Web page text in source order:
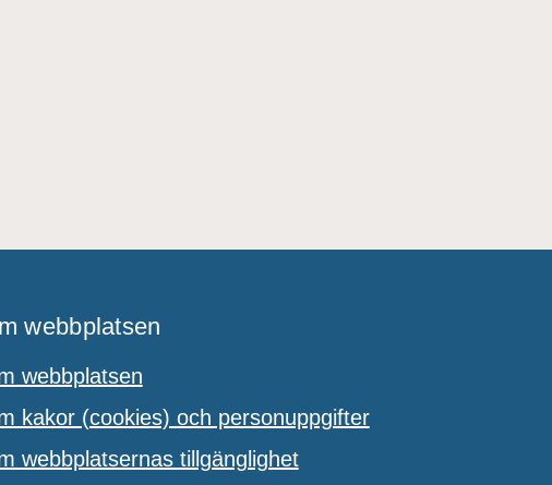
webbplatsen
webbplatsen
kakor (cookies) och personuppgifter
webbplatsernas tillgänglighet